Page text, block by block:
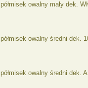
półmisek owalny mały dek.
półmisek owalny średni dek.
półmisek owalny średni dek.